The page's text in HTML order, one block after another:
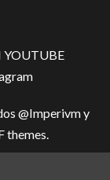
YOUTUBE
@Imperivm y
themes.